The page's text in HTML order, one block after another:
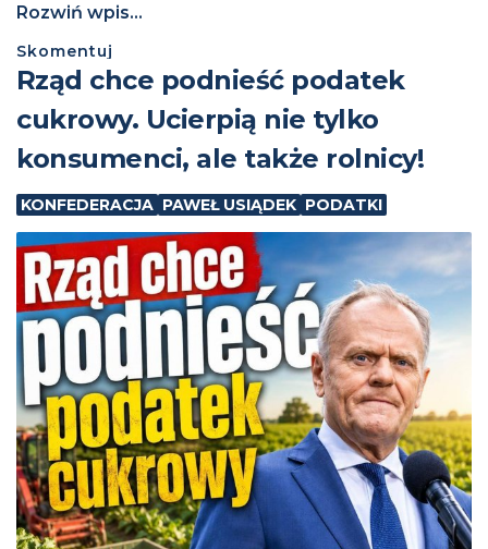
Rozwiń wpis...
Skomentuj
⁨Rząd chce podnieść podatek
cukrowy. Ucierpią nie tylko
konsumenci, ale także rolnicy!
KONFEDERACJA PAWEŁ USIĄDEK PODATKI